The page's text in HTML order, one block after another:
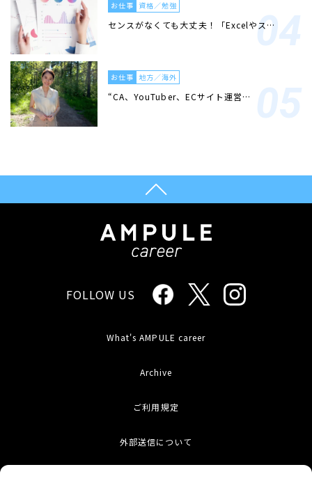
お仕事 資格／勉強
センスがなくても大丈夫！「Excelやス…
お仕事 地方／海外
“CA、YouTuber、ECサイト運営…
FOLLOW US
What's AMPULE career
Archive
ご利用規定
外部送信について